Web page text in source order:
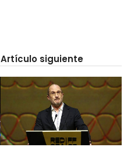
Artículo siguiente